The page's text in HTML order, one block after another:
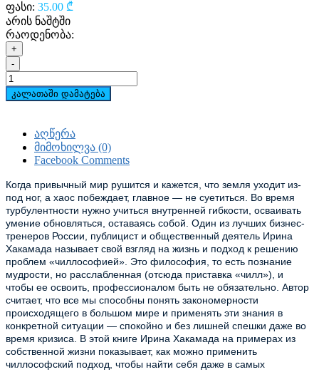
ფასი: 35.00 ₾
არის ნაშტში
რაოდენობა:
+
-
კალათაში დამატება
აღწერა
მიმოხილვა (0)
Facebook Comments
Когда привычный мир рушится и кажется, что земля уходит из-
под ног, а хаос побеждает, главное — не суетиться. Во время
турбулентности нужно учиться внутренней гибкости, осваивать
умение обновляться, оставаясь собой. Один из лучших бизнес-
тренеров России, публицист и общественный деятель Ирина
Хакамада называет свой взгляд на жизнь и подход к решению
проблем «чиллософией». Это философия, то есть познание
мудрости, но расслабленная (отсюда приставка «чилл»), и
чтобы ее освоить, профессионалом быть не обязательно. Автор
считает, что все мы способны понять закономерности
происходящего в большом мире и применять эти знания в
конкретной ситуации — спокойно и без лишней спешки даже во
время кризиса. В этой книге Ирина Хакамада на примерах из
собственной жизни показывает, как можно применить
чиллософский подход, чтобы найти себя даже в самых